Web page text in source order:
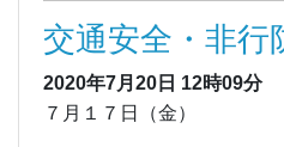
交通安全・非行
2020年7月20日 12時09分
７月１７日（金）